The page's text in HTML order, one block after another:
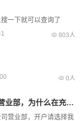
一下就可以查询了
803人
0人
你好，我网上开户是郑州黄河路证券营业部，为什么在充值时，只能有郑州花园路证券营业部可选择呢？
营业部，开户请选择我